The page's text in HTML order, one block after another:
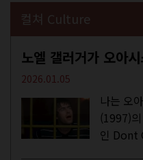
컬쳐 Culture
2026.01.05
나는 오
(1997)
인 Dont